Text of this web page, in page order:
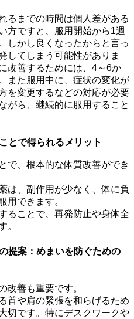
るまでの時間は個人差がある
方ですと、服用開始から1週
しかし良くなったからと言っ
してしまう可能性がありま
改善するためには、4～6か
また服用中に、症状の変化が
を変更するなどの対応が必要
がら、継続的に服用すること
とで得られるメリット
で、根本的な体質改善ができ
は、副作用が少なく、体に負
用できます。
ることで、再発防止や身体全
。
提案：めまいを防ぐための
改善も重要です。
首や肩の緊張を和らげるため
切です。特にデスクワークや